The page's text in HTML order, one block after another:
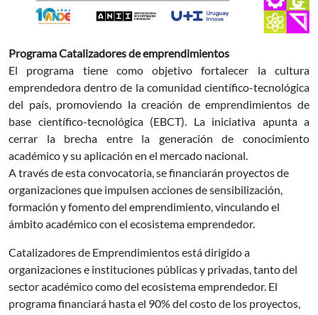
Programa Catalizadores de emprendimientos
El programa tiene como objetivo fortalecer la cultura
emprendedora dentro de la comunidad científico-tecnológica
del país, promoviendo la creación de emprendimientos de
base científico-tecnológica (EBCT). La iniciativa apunta a
cerrar la brecha entre la generación de conocimiento
académico y su aplicación en el mercado nacional.
A través de esta convocatoria, se financiarán proyectos de
organizaciones que impulsen acciones de sensibilización,
formación y fomento del emprendimiento, vinculando el
ámbito académico con el ecosistema emprendedor.
Catalizadores de Emprendimientos está dirigido a
organizaciones e instituciones públicas y privadas, tanto del
sector académico como del ecosistema emprendedor. El
programa financiará hasta el 90% del costo de los proyectos,